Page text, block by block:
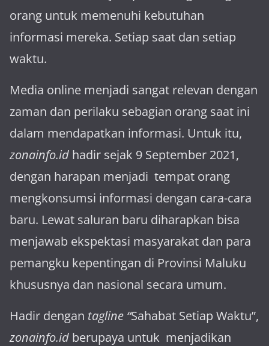
orang untuk memenuhi kebutuhan
informasi mereka. Setiap saat dan setiap
waktu.
Media online menjadi sangat relevan dengan
za­man dan perilaku sebagian orang saat ini
dalam mendapatkan informasi. Untuk itu,
zonainfo.id hadir sejak 9 September 2021,
dengan harapan menjadi tem­pat orang
mengkonsumsi informasi dengan cara-cara
baru. Lewat sa­luran ba­ru diharapkan bisa
menja­wab ekspektasi masya­rakat dan para
pemangku kepen­tingan di Provinsi Maluku
khususnya dan nasional secara umum.
Hadir dengan tagline “Sahabat Setiap Waktu”,
zonainfo.id berupaya untuk menjadikan